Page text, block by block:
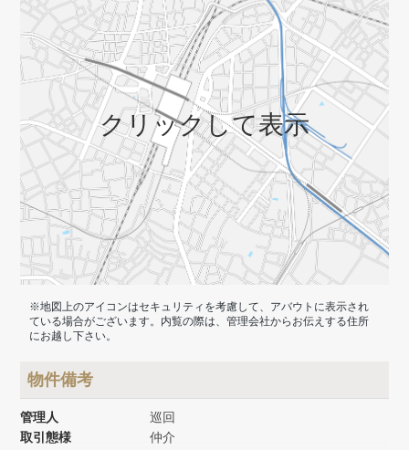
クリックして表示
※地図上のアイコンはセキュリティを考慮して、アバウトに表示され
ている場合がございます。内覧の際は、管理会社からお伝えする住所
にお越し下さい。
物件備考
管理人
巡回
取引態様
仲介